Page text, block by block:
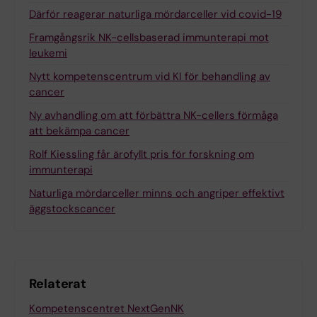
Därför reagerar naturliga mördarceller vid covid-19
Framgångsrik NK-cellsbaserad immunterapi mot
leukemi
Nytt kompetenscentrum vid KI för behandling av
cancer
Ny avhandling om att förbättra NK-cellers förmåga
att bekämpa cancer
Rolf Kiessling får ärofyllt pris för forskning om
immunterapi
Naturliga mördarceller minns och angriper effektivt
äggstockscancer
Relaterat
Kompetenscentret NextGenNK